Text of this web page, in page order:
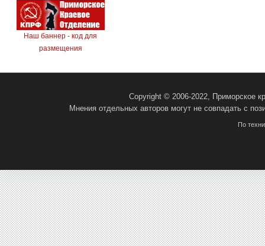
Наш баннер - код для
размещения
Copyright © 2006-2022, Приморское
Мнения отдельных авторов могут не совпадать с
По